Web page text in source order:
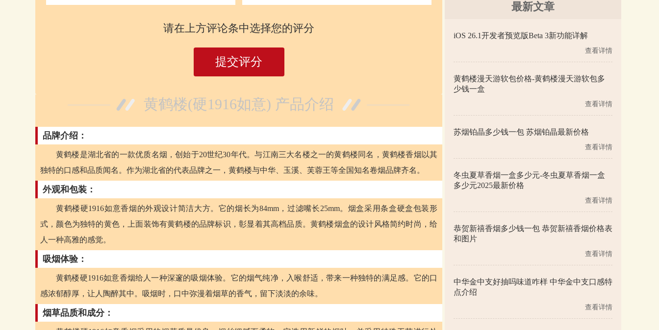
请在上方评论条中选择您的评分
提交评分
黄鹤楼(硬1916如意) 产品介绍
品牌介绍：
黄鹤楼是湖北省的一款优质名烟，创始于20世纪30年代。与江南三大名楼之一的黄鹤楼同名，黄鹤楼香烟以其
独特的口感和品质闻名。作为湖北省的代表品牌之一，黄鹤楼与中华、玉溪、芙蓉王等全国知名卷烟品牌齐名。
外观和包装：
黄鹤楼硬1916如意香烟的外观设计简洁大方。它的烟长为84mm，过滤嘴长25mm。烟盒采用条盒硬盒包装形
式，颜色为独特的黄色，上面装饰有黄鹤楼的品牌标识，彰显着其高档品质。黄鹤楼烟盒的设计风格简约时尚，给
人一种高雅的感觉。
吸烟体验：
黄鹤楼硬1916如意香烟给人一种深邃的吸烟体验。它的烟气纯净，入喉舒适，带来一种独特的满足感。它的口
感浓郁醇厚，让人陶醉其中。吸烟时，口中弥漫着烟草的香气，留下淡淡的余味。
烟草品质和成分：
最新文章
iOS 26.1开发者预览版Beta 3新功能详解
查看详情
黄鹤楼漫天游软包价格-黄鹤楼漫天游软包多
少钱一盒
查看详情
苏烟铂晶多少钱一包 苏烟铂晶最新价格
查看详情
冬虫夏草香烟一盒多少元-冬虫夏草香烟一盒
多少元2025最新价格
查看详情
恭贺新禧香烟多少钱一包 恭贺新禧香烟价格表
和图片
查看详情
中华金中支好抽吗味道咋样 中华金中支口感特
点介绍
查看详情